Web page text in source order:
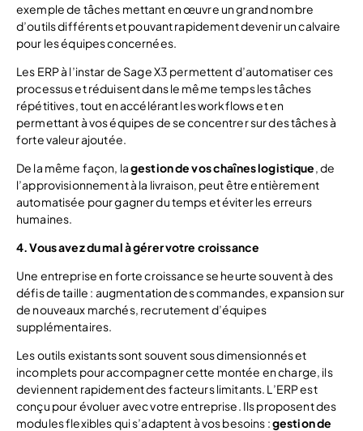
exemple de tâches mettant en œuvre un grand nombre
d’outils différents et pouvant rapidement devenir un calvaire
pour les équipes concernées.
Les ERP à l’instar de Sage X3 permettent d’automatiser ces
processus et réduisent dans le même temps les tâches
répétitives, tout en accélérant les workflows et en
permettant à vos équipes de se concentrer sur des tâches à
forte valeur ajoutée.
De la même façon, lagestion de vos chaînes logistique, de
l’approvisionnement à la livraison, peut être entièrement
automatisée pour gagner du temps et éviter les erreurs
humaines.
4. Vous avez du mal à gérer votre croissance
Une entreprise en forte croissance se heurte souvent à des
défis de taille : augmentation des commandes, expansion sur
de nouveaux marchés, recrutement d’équipes
supplémentaires.
Les outils existants sont souvent sous dimensionnés et
incomplets pour accompagner cette montée en charge, ils
deviennent rapidement des facteurs limitants. L’ERP est
conçu pour évoluer avec votre entreprise. Ils proposent des
modules flexibles qui s’adaptent à vos besoins :gestion de